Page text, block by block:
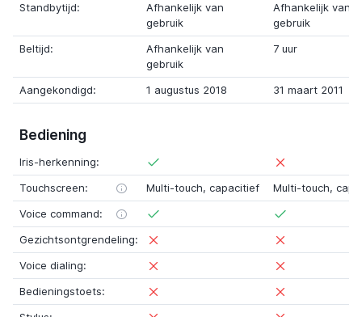
Standbytijd:
Afhankelijk van
gebruik
Afhankelijk van
gebruik
Beltijd:
Afhankelijk van
gebruik
7 uur
Aangekondigd: 1 augustus 2018 31 maart 2011
Bediening
Iris-herkenning:
Touchscreen:
Multi-touch, capacitief
Multi-touch,
Voice command:
Gezichtsontgrendeling:
Voice dialing:
Bedieningstoets: